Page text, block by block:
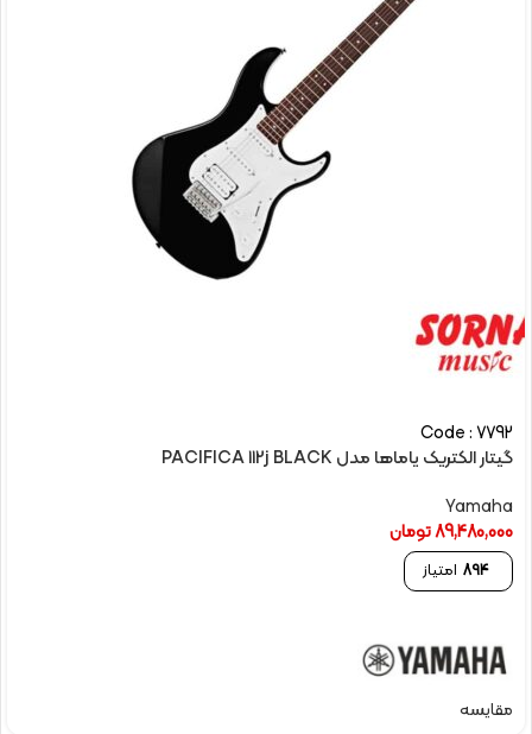
Code : 7792
گیتار الکتریک یاماها مدل PACIFICA 112j BLACK
Yamaha
89,480,000تومان
894 امتیاز
مقایسه